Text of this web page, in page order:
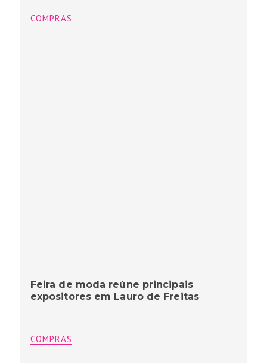
COMPRAS
Feira de moda reúne principais
expositores em Lauro de Freitas
COMPRAS